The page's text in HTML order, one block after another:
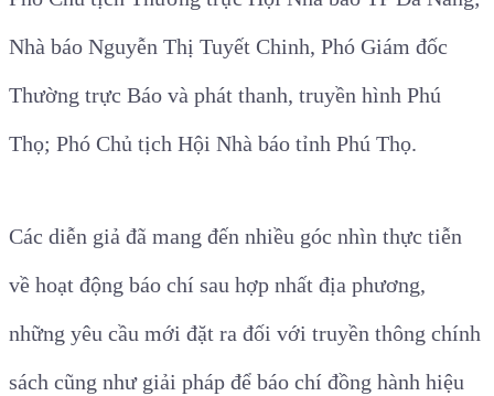
Nhà báo Nguyễn Thị Tuyết Chinh, Phó Giám đốc
Thường trực Báo và phát thanh, truyền hình Phú
Thọ; Phó Chủ tịch Hội Nhà báo tỉnh Phú Thọ.
Các diễn giả đã mang đến nhiều góc nhìn thực tiễn
về hoạt động báo chí sau hợp nhất địa phương,
những yêu cầu mới đặt ra đối với truyền thông chính
sách cũng như giải pháp để báo chí đồng hành hiệu